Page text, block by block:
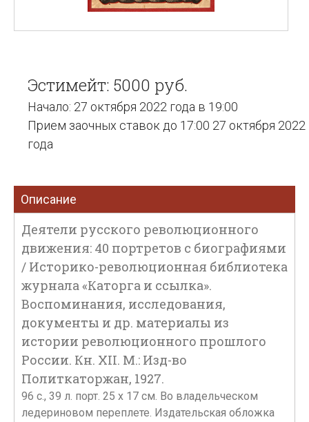
Эстимейт: 5000 руб.
Начало: 27 октября 2022 года в 19:00
Прием заочных ставок до 17:00 27 октября 2022
года
Описание
Деятели русского революционного
движения: 40 портретов с биографиями
/ Историко-революционная библиотека
журнала «Каторга и ссылка».
Воспоминания, исследования,
документы и др. материалы из
истории революционного прошлого
России. Кн. XII. М.: Изд-во
Политкаторжан, 1927.
96 c., 39 л. порт. 25 х 17 см. Во владельческом
ледериновом переплете. Издательская обложка